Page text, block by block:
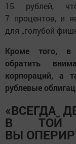
15 рублей,
7 процентов, и
для „голубой
Кроме того, в
обратить
корпораций, а
рублевые
«ВСЕГДА
В ТОЙ
ВЫ